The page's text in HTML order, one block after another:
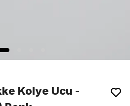
Kolye Ucu -